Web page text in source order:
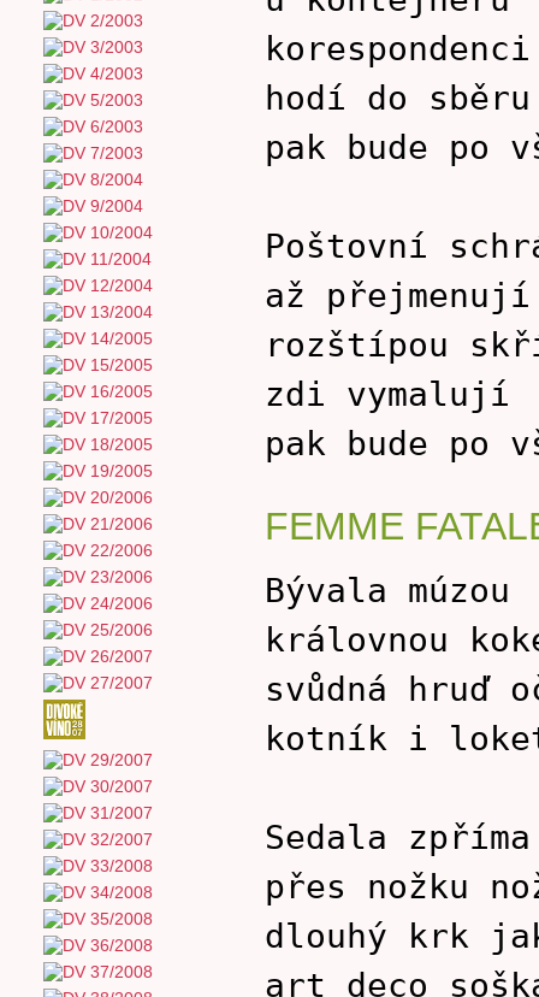
korespondenci
hodí do sběru
pak bude po
Poštovní
až přejmenují
rozštípou
zdi vymalují
pak bude po
FEMME
Bývala múzou
královnou
svůdná hruď
kotník i
Sedala zpříma
přes nožku
dlouhý krk
art deco